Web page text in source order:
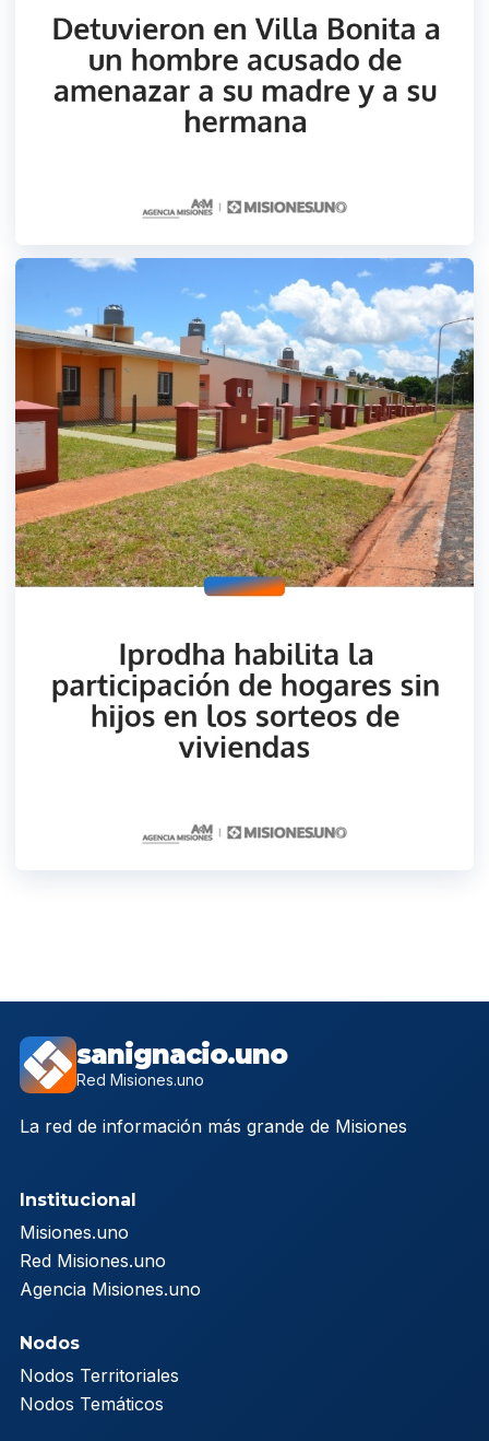
sanignacio.uno
Red Misiones.uno
La red de información más grande de Misiones
Institucional
Misiones.uno
Red Misiones.uno
Agencia Misiones.uno
Nodos
Nodos Territoriales
Nodos Temáticos